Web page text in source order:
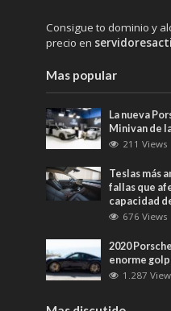
Consigue to dominio y
precio en
Mas popular
La nueva
Minivan de
211 Views
Teslas más
fallas que
capacidad
676 Views
2020
enorme
1.287